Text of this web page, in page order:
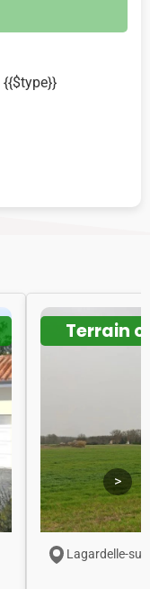
{{$type}}
Terrain
Lagardelle-
>